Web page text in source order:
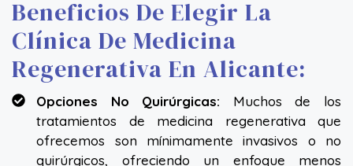
Beneficios De Elegir La
Clínica De Medicina
Regenerativa En Alicante:
Opciones No Quirúrgicas: Muchos de los
tratamientos de medicina regenerativa que
ofrecemos son mínimamente invasivos o no
quirúrgicos, ofreciendo un enfoque menos